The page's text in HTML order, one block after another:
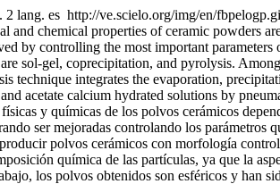
2 lang. es http://ve.scielo.org/img/en/
and chemical properties of ceramic powders
by controlling the most important
sol-gel, coprecipitation, and pyrolysis.
technique integrates the evaporation,
acetate calcium hydrated solutions by
y químicas de los polvos cerámicos
ser mejoradas controlando los
polvos cerámicos con morfología
química de las partículas, ya que la
los polvos obtenidos son esféricos y han